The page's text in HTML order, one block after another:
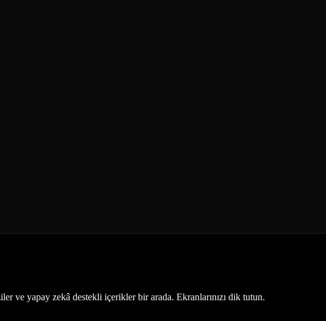
ve yapay zekâ destekli içerikler bir arada. Ekranlarınızı dik tutun.